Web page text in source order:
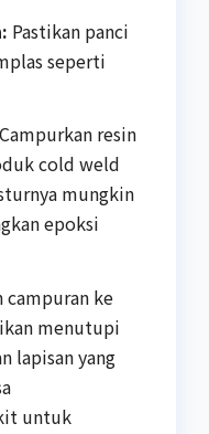
Pastikan panci
seperti
Campurkan resin
cold weld
mungkin
epoksi
campuran ke
menutupi
lapisan yang
untuk